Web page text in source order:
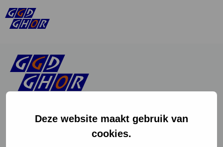
Deze website maakt gebruik van
cookies.
Instagram